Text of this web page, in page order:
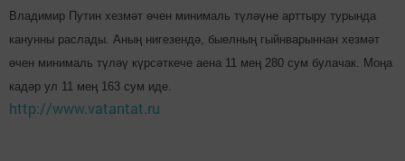
Владимир Путин хезмәт өчен минималь түләүне арттыру турында
канунны раслады. Аның нигезендә, быел­ның гыйнварыннан хезмәт
өчен минималь түләү күрсәт­кече аена 11 мең 280 сум булачак. Моңа
кадәр ул 11 мең 163 сум иде.
http://www.vatantat.ru